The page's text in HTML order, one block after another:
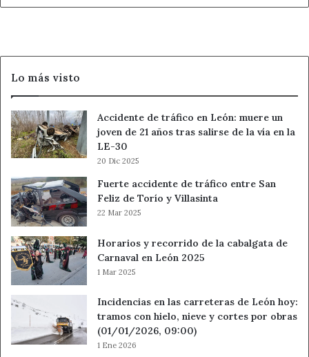
autorizada
Lo más visto
Accidente de tráfico en León: muere un
joven de 21 años tras salirse de la vía en la
LE-30
20 Dic 2025
Fuerte accidente de tráfico entre San
Feliz de Torío y Villasinta
22 Mar 2025
Horarios y recorrido de la cabalgata de
Carnaval en León 2025
1 Mar 2025
Incidencias en las carreteras de León hoy:
tramos con hielo, nieve y cortes por obras
(01/01/2026, 09:00)
1 Ene 2026